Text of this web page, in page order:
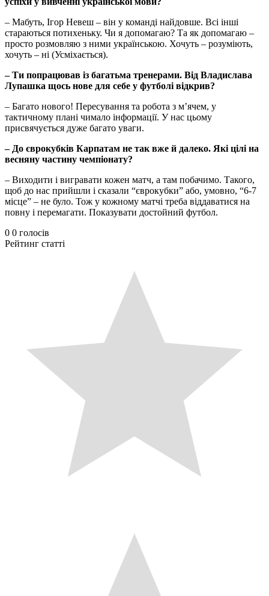
– Мабуть, Ігор Невеш – він у команді найдовше. Всі інші
стараються потихеньку. Чи я допомагаю? Та як допомагаю –
просто розмовляю з ними українською. Хочуть – розуміють,
хочуть – ні (Усміхається).
– Ти попрацював із багатьма тренерами. Від Владислава
Лупашка щось нове для себе у футболі відкрив?
– Багато нового! Пересування та робота з м’ячем, у
тактичному плані чимало інформації. У нас цьому
присвячується дуже багато уваги.
– До єврокубків Карпатам не так вже й далеко. Які цілі на
весняну частину чемпіонату?
– Виходити і вигравати кожен матч, а там побачимо. Такого,
щоб до нас прийшли і сказали “єврокубки” або, умовно, “6-7
місце” – не було. Тож у кожному матчі треба віддаватися на
повну і перемагати. Показувати достойний футбол.
0 0 голосів
Рейтинг статті